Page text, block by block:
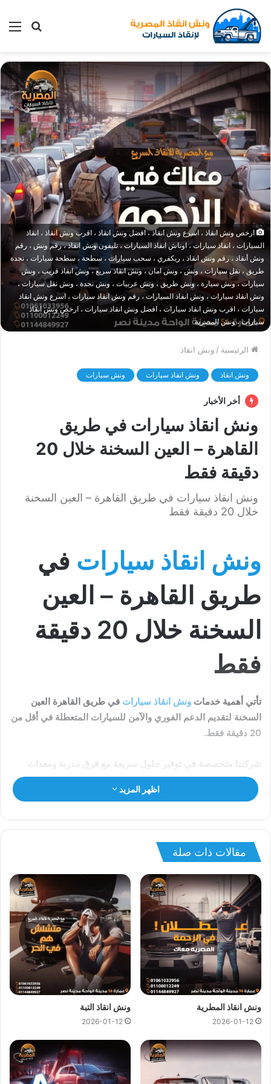
بحث
ارخص ونش انقاذ ، اسرع ونش انقاذ ، افضل ونش انقاذ ، اقرب ونش انقاذ ، انقاذ
السيارات ، انقاذ سيارات ، اوناش انقاذ السيارات ، تليفون ونش انقاذ ، رقم ونش ، رقم
ونش أنقاذ ، رقم ونش انقاذ ، ريكفري ، سحب سيارات ، سطحة ، سطحة سيارات ، نجدة
طريق ، نقل سيارات ، ونش ، ونش امان ، ونش انقاذ سريع ، ونش انقاذ قريب ، ونش
سيارات ، ونش سيارة ، ونش طريق ، ونش عربيات ، ونش نجدة ، ونش نقل سيارات ،
ونش انقاذ سيارات ، ونش انقاذ السيارات ، رقم ونش انقاذ سيارات ، اسرع ونش انقاذ
سيارات ، اقرب ونش انقاذ سيارات ، افضل ونش انقاذ سيارات ، ارخص ونش انقاذ
سيارات ، ونش المصرية
الرئيسية / ونش انقاذ
ونش انقاذ ونش انقاذ سيارات ونش سيارات
أخر الأخبار
ونش انقاذ سيارات في طريق
القاهرة – العين السخنة خلال 20
دقيقة فقط
ونش انقاذ سيارات في طريق القاهرة – العين السخنة
خلال 20 دقيقة فقط
ونش انقاذ سيارات في
طريق القاهرة – العين
السخنة خلال 20 دقيقة
فقط
تأتي أهمية خدمات ونش انقاذ سيارات في طريق القاهرة العين
السخنة لتقديم الدعم الفوري والآمن للسيارات المتعطلة في أقل من
20 دقيقة فقط.
شركتنا متخصصة في توفير حلول سريعة مع فرق مدربة ومعدات
حديثة تضمن نقل سياراتكم بأمان إلى أقرب مركز صيانة أو وجهتكم
المحددة، لتستمتعوا برحلة خالية من القلق والمشاكل.
اقرأ في هذا المقال
ونش انقاذ سيارات في طريق القاهرة العين السخنة
ونش انقاذ سيارات طريق العين السخنة
ونش انقاذ طريق السخنة
ونش انقاذ في العين السخنة
رقم ونش انقاذ في القاهرة العين السخنة
ونش سيارات عتاقة
انقاذ السيارات في طريق العين السخنة
ونش انقاذ طريق الجلالة
افضل ونش سيارات في طريق السخنة
إنقاذ السيارات 24 ساعة
ونش سيارات العين السخنة
ونش طريق العين السخنة – ونش عتاقة
ونش انقاذ طريق القاهرة – ونش انقاذ طريق العين السخنة
اظهر المزيد
مقالات ذات صلة
ونش انقاذ المطرية
2026-01-12
ونش انقاذ التبة
2026-01-12